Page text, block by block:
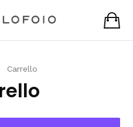
Carrello